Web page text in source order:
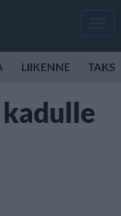
LIIKENNE TAKSI